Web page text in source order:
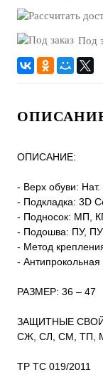
Под
ОПИСАНИЕ:
- Верх обуви: Нат.
- Подкладка: 3D
- Подносок: МП,
- Подошва: ПУ,
- Метод
-
РАЗМЕР: 36 – 47
ЗАЩИТНЫЕ
СЖ, СЛ, СМ, ТП,
ТР ТС 019/2011